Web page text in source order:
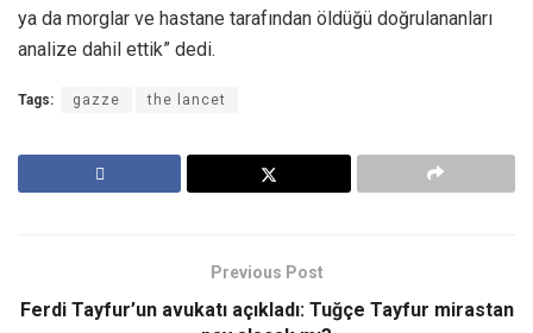
ya da morglar ve hastane tarafından öldüğü doğrulananları
analize dahil ettik” dedi.
Tags: gazze the lancet
Previous Post
Ferdi Tayfur’un avukatı açıkladı: Tuğçe Tayfur mirastan